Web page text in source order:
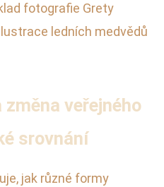
fotografie Grety
ledních medvědů
veřejného
srovnání
jak různé formy